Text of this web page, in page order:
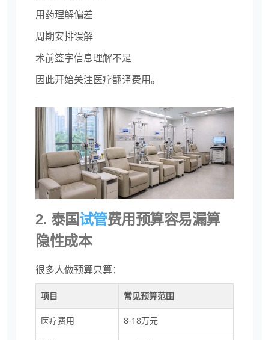
用药理解偏差
周期安排误解
术前签字信息理解不足
因此开始关注医疗翻译费用。
2. 泰国试管费用预算容易漏算
隐性成本
很多人做预算只算：
项目 常见预算范围
医疗费用 8-18万元